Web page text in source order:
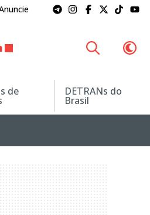
de DETRANs do
Brasil